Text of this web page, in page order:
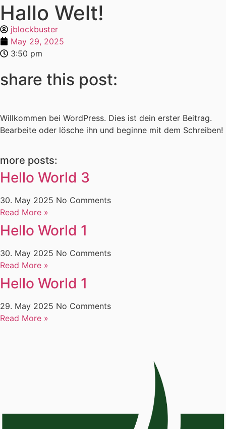
Hallo Welt!
jblockbuster
May 29, 2025
3:50 pm
share this post:
Willkommen bei WordPress. Dies ist dein erster Beitrag.
Bearbeite oder lösche ihn und beginne mit dem Schreiben!
more posts:
Hello World 3
30. May 2025 No Comments
Read More »
Hello World 1
30. May 2025 No Comments
Read More »
Hello World 1
29. May 2025 No Comments
Read More »